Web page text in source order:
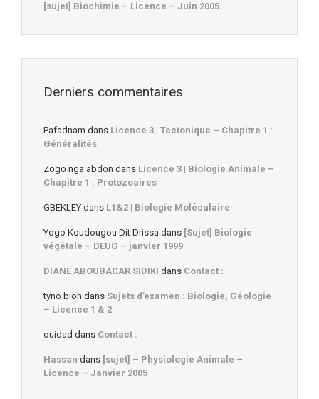
[sujet] Biochimie – Licence – Juin 2005
Derniers commentaires
Pafadnam dans Licence 3 | Tectonique – Chapitre 1 :
Généralités
Zogo nga abdon dans Licence 3 | Biologie Animale –
Chapitre 1 : Protozoaires
GBEKLEY dans L1&2 | Biologie Moléculaire
Yogo Koudougou Dit Drissa dans [Sujet] Biologie
végétale – DEUG – janvier 1999
DIANE ABOUBACAR SIDIKI dans Contact :
tyno bioh dans Sujets d’examen : Biologie, Géologie
– Licence 1 & 2
ouidad dans Contact :
Hassan dans [sujet] – Physiologie Animale –
Licence – Janvier 2005